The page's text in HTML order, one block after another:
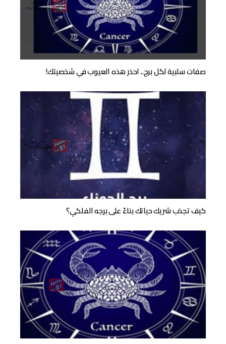
صفات سلبية لكل برج.. احذر هذه العيوب في شخصيتك!
كيف تجذب شريك حياتك بناءً على برجه الفلكي؟